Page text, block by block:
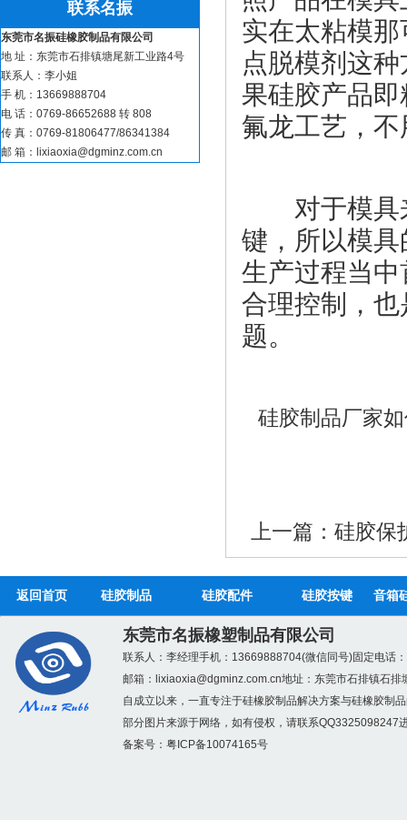
实在太粘模
点脱模剂这
果硅胶产品
氟龙工艺，
对于模具
键，所以模
生产过程当
合理控制，
题。
硅胶制品厂家
上一篇：硅胶保
硅胶煎蛋器_硅胶食物
联系名振
东莞市名振硅橡胶制品有限公司
地 址：东莞市石排镇塘尾新工业路4号
联系人：李小姐
手 机：13669888704
电 话：0769-86652688 转 808
传 真：0769-81806477/86341384
邮 箱：lixiaoxia@dgminz.com.cn
返回首页 硅胶制品 硅胶配件 硅胶按键 音箱
东莞市名振橡塑制品有限公司
联系人：李经理手机：13669888704(微信同号)固定电话
邮箱： lixiaoxia@dgminz.com.cn地址：东莞市石排镇石排
自成立以来，一直专注于硅橡胶制品解决方案与硅橡胶制
部分图片来源于网络，如有侵权，请联系QQ3325098247
备案号： 粤ICP备10074165号